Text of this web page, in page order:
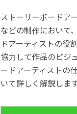
ストーリーボードア
などの制作において
ドアーティストの役
協力して作品のビジ
ードアーティストの
いて詳しく解説します